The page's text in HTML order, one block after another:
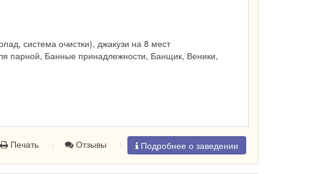
система очистки), джакузи на 8 мест
парной, Банные принадлежности, Банщик, Веники,
Печать Отзывы Подробнее о заведении